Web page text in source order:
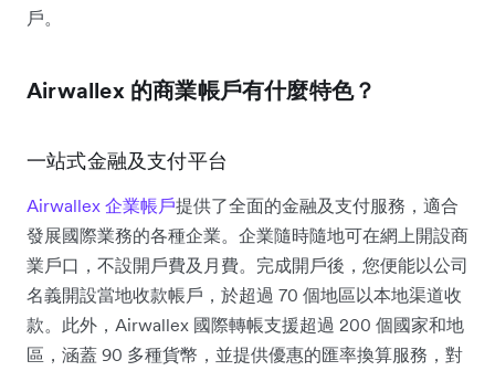
戶。
Airwallex 的商業帳戶有什麼特色？
一站式金融及支付平台
Airwallex 企業帳戶提供了全面的金融及支付服務，適合
發展國際業務的各種企業。企業隨時隨地可在網上開設商
業戶口，不設開戶費及月費。完成開戶後，您便能以公司
名義開設當地收款帳戶，於超過 70 個地區以本地渠道收
款。此外，Airwallex 國際轉帳支援超過 200 個國家和地
區，涵蓋 90 多種貨幣，並提供優惠的匯率換算服務，對